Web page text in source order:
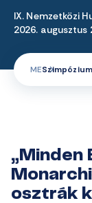
IX. Nemzetközi
2026. augusztus
ME
„Minden
osztrák